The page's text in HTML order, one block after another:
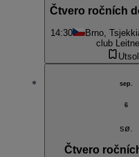
Čtvero ročních
14:30 Brno,
club
sep.
6
sø.
Čtvero